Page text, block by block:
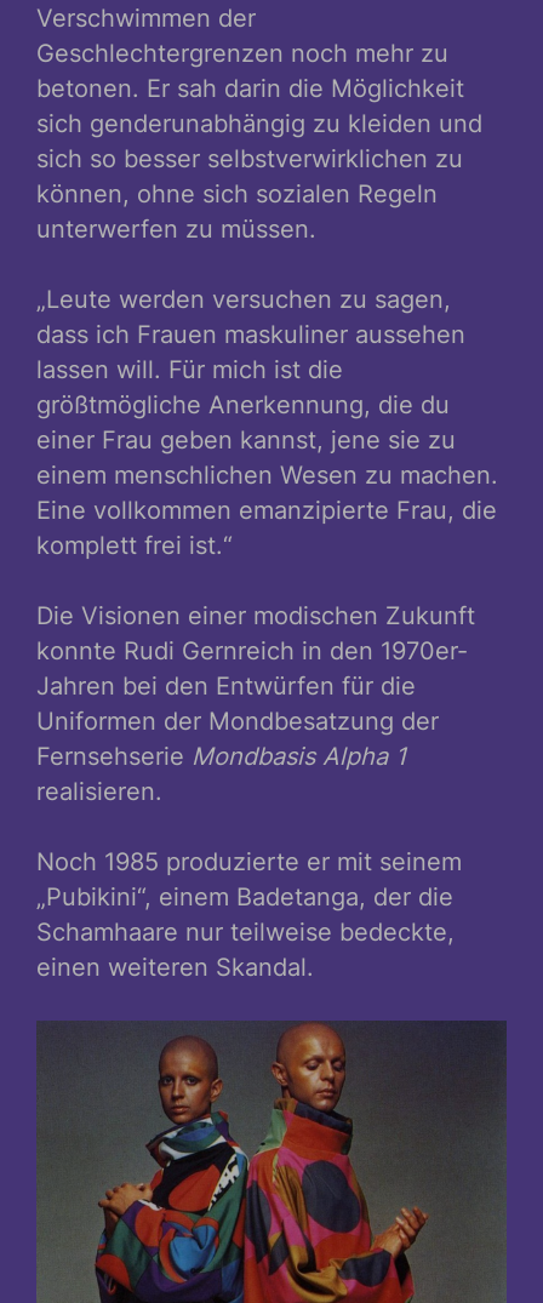
Verschwimmen der
Geschlechtergrenzen noch mehr zu
betonen. Er sah darin die Möglichkeit
sich genderunabhängig zu kleiden und
sich so besser selbstverwirklichen zu
können, ohne sich sozialen Regeln
unterwerfen zu müssen.
„Leute werden versuchen zu sagen,
dass ich Frauen maskuliner aussehen
lassen will. Für mich ist die
größtmögliche Anerkennung, die du
einer Frau geben kannst, jene sie zu
einem menschlichen Wesen zu machen.
Eine vollkommen emanzipierte Frau, die
komplett frei ist.“
Die Visionen einer modischen Zukunft
konnte Rudi Gernreich in den 1970er-
Jahren bei den Entwürfen für die
Uniformen der Mondbesatzung der
Fernsehserie Mondbasis Alpha 1
realisieren.
Noch 1985 produzierte er mit seinem
„Pubikini“, einem Badetanga, der die
Schamhaare nur teilweise bedeckte,
einen weiteren Skandal.